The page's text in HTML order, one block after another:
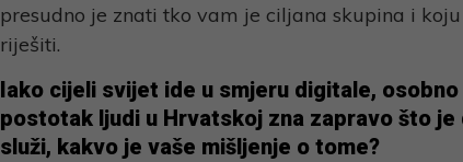
presudno je znati tko vam je ciljana skupina i
riješiti.
Iako cijeli svijet ide u smjeru digitale,
postotak ljudi u Hrvatskoj zna zapravo što
služi, kakvo je vaše mišljenje o tome?